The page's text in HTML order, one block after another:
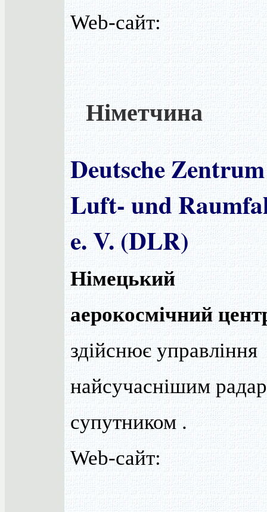
Web-сайт:
Німетчина
Deutsche
Luft- und
e. V. (DLR)
Німецький
аерокосмічний
здійснює управління
найсучаснішим
супутником .
Web-сайт: